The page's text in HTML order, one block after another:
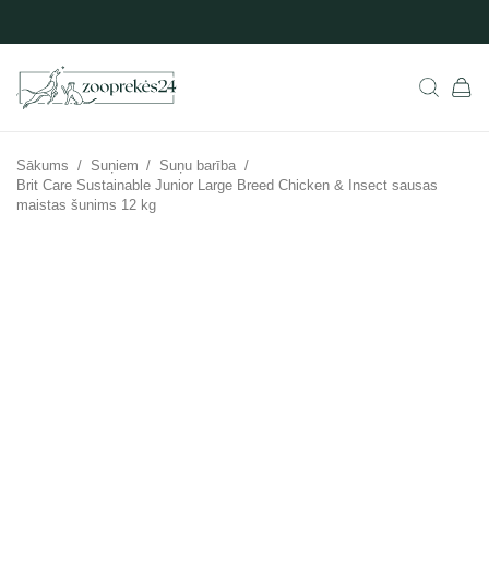
Sākums / Suņiem / Suņu barība /
Brit Care Sustainable Junior Large Breed Chicken & Insect sausas
maistas šunims 12 kg